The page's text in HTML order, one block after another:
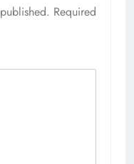
Required